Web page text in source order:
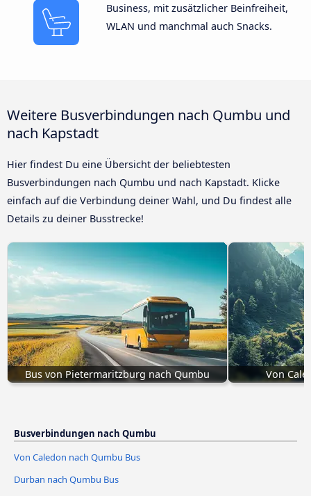
Business, mit zusätzlicher Beinfreiheit,
WLAN und manchmal auch Snacks.
Weitere Busverbindungen nach Qumbu und
nach Kapstadt
Hier findest Du eine Übersicht der beliebtesten
Busverbindungen nach Qumbu und nach Kapstadt. Klicke
einfach auf die Verbindung deiner Wahl, und Du findest alle
Details zu deiner Busstrecke!
Bus von Pietermaritzburg nach Qumbu Von
Busverbindungen nach Qumbu
Von Caledon nach Qumbu Bus
Durban nach Qumbu Bus